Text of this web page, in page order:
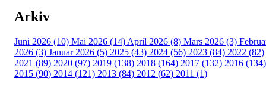
Arkiv
Juni 2026 (10) Mai 2026 (14)April 2026 (8) Mars 2026 (3)
2026 (3) Januar 2026 (5) 2025 (43) 2024 (56) 2023 (84) 2022 (82)
2021 (89) 2020 (97) 2019 (138) 2018 (164) 2017 (132) 2016 (134)
2015 (90) 2014 (121) 2013 (84) 2012 (62) 2011 (1)